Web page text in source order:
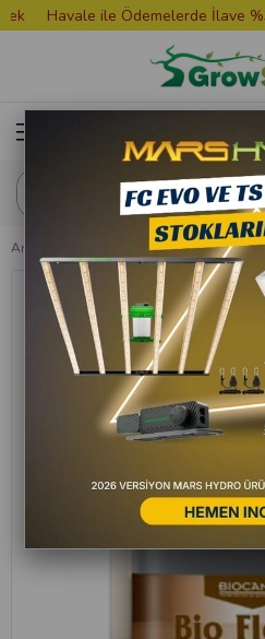
Havale ile Ödemelerde İlave %3
Anasayfa Bitki Besini BioCanna Bio